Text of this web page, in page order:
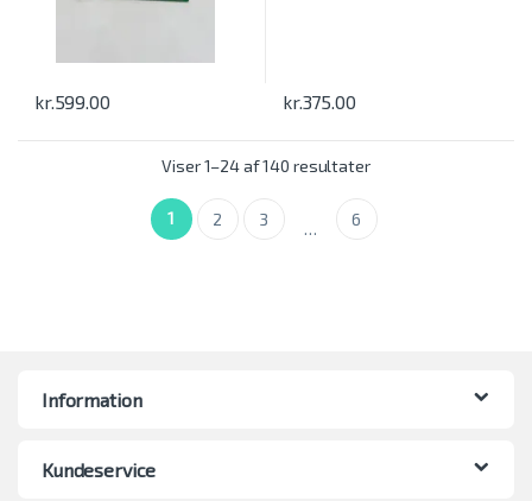
kr.599.00 kr.375.00
Viser 1–24 af 140 resultater
1 2 3 … 6
Information
Kundeservice